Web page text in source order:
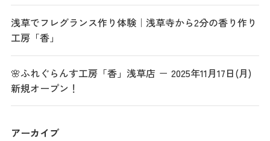
浅草でフレグランス作り体験｜浅草寺から2分の香り作り
工房「香」
🌸ふれぐらんす工房「香」浅草店 － 2025年11月17日(月)
新規オープン！
アーカイブ